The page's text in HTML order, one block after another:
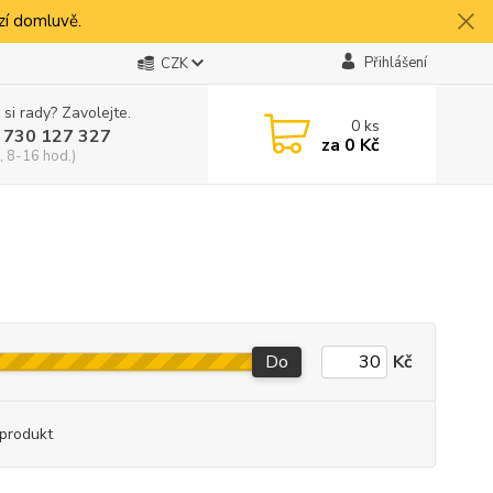
domluvě.
CZK Přihlášení
rady? Zavolejte.
127 327
8-16 hod.)
0ks
za 0 Kč
Do Kč